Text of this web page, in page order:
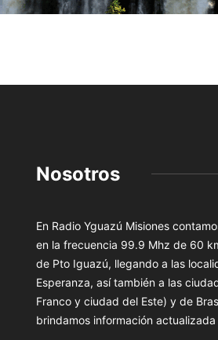
Nosotros
En Radio Yguazú Misiones
en la frecuencia 99.9 Mhz de 60
de Pto Iguazú, llegando a las
Esperanza, así también a las
Franco y ciudad del Este) y de
brindamos información